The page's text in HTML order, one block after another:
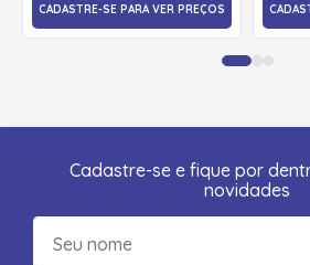
CADASTRE-SE PARA VER PREÇOS
Cadastre-se e fique por
novidades